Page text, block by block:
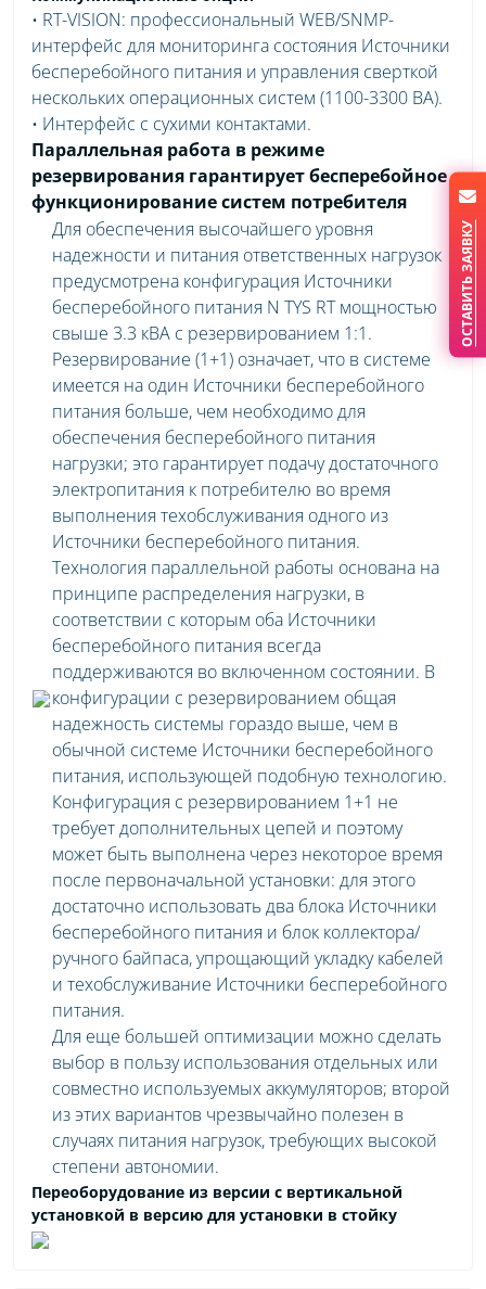
• RT-VISION: профессиональный WEB/SNMP-
интерфейс для мониторинга состояния Источники
бесперебойного питания и управления сверткой
нескольких операционных систем (1100-3300 ВА).
• Интерфейс с сухими контактами.
Параллельная работа в режиме
резервирования гарантирует бесперебойное
функционирование систем потребителя
Для обеспечения высочайшего уровня
надежности и питания ответственных нагрузок
предусмотрена конфигурация Источники
бесперебойного питания N TYS RT мощностью
свыше 3.3 кВА с резервированием 1:1.
Резервирование (1+1) означает, что в системе
имеется на один Источники бесперебойного
питания больше, чем необходимо для
обеспечения бесперебойного питания
нагрузки; это гарантирует подачу достаточного
электропитания к потребителю во время
выполнения техобслуживания одного из
Источники бесперебойного питания.
Технология параллельной работы основана на
принципе распределения нагрузки, в
соответствии с которым оба Источники
бесперебойного питания всегда
поддерживаются во включенном состоянии. В
конфигурации с резервированием общая
надежность системы гораздо выше, чем в
обычной системе Источники бесперебойного
питания, использующей подобную технологию.
Конфигурация с резервированием 1+1 не
требует дополнительных цепей и поэтому
может быть выполнена через некоторое время
после первоначальной установки: для этого
достаточно использовать два блока Источники
бесперебойного питания и блок коллектора/
ручного байпаса, упрощающий укладку кабелей
и техобслуживание Источники бесперебойного
питания.
Для еще большей оптимизации можно сделать
выбор в пользу использования отдельных или
совместно используемых аккумуляторов; второй
из этих вариантов чрезвычайно полезен в
случаях питания нагрузок, требующих высокой
степени автономии.
Переоборудование из версии с вертикальной
установкой в версию для установки в стойку
ОСТАВИТЬ ЗАЯВКУ